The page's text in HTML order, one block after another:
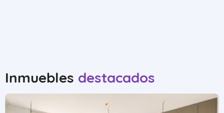
Inmuebles destacados